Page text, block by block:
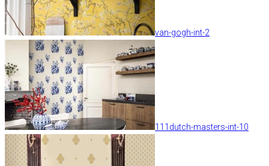
van-gogh-int-2
111dutch-masters-int-10